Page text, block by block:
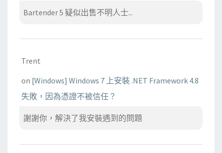
Bartender 5 疑似出售不明人士...
Trent
on [Windows] Windows 7 上安裝 .NET Framework 4.8
失敗，因為憑證不被信任？
謝謝你，解決了我安裝遇到的問題